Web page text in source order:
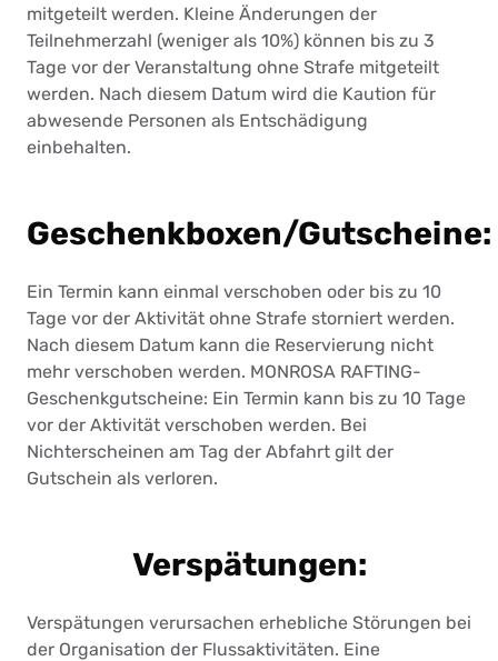
mitgeteilt werden. Kleine Änderungen der
Teilnehmerzahl (weniger als 10%) können bis zu 3
Tage vor der Veranstaltung ohne Strafe mitgeteilt
werden. Nach diesem Datum wird die Kaution für
abwesende Personen als Entschädigung
einbehalten.
Geschenkboxen/Gutscheine:
Ein Termin kann einmal verschoben oder bis zu 10
Tage vor der Aktivität ohne Strafe storniert werden.
Nach diesem Datum kann die Reservierung nicht
mehr verschoben werden. MONROSA RAFTING-
Geschenkgutscheine: Ein Termin kann bis zu 10 Tage
vor der Aktivität verschoben werden. Bei
Nichterscheinen am Tag der Abfahrt gilt der
Gutschein als verloren.
Verspätungen:
Verspätungen verursachen erhebliche Störungen bei
der Organisation der Flussaktivitäten. Eine